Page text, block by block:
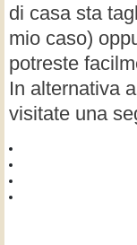
di casa sta
mio caso)
potreste
In alternativa
visitate una